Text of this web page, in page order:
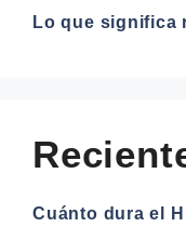
Lo que significa
Cuánto dura el